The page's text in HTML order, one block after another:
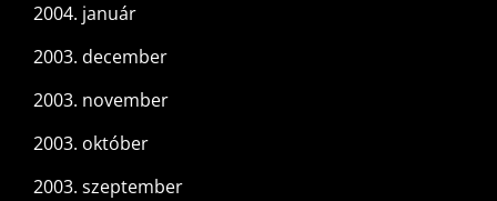
2004. január
2003. december
2003. november
2003. október
2003. szeptember